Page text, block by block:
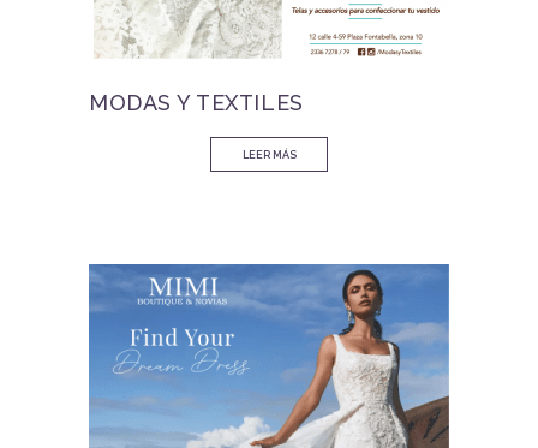
MODAS Y TEXTILES
LEER MÁS